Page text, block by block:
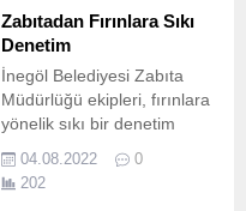
Zabıtadan Fırınlara Sıkı
Denetim
İnegöl Belediyesi Zabıta
Müdürlüğü ekipleri, fırınlara
yönelik sıkı bir denetim
başlattı.
04.08.2022
0
202